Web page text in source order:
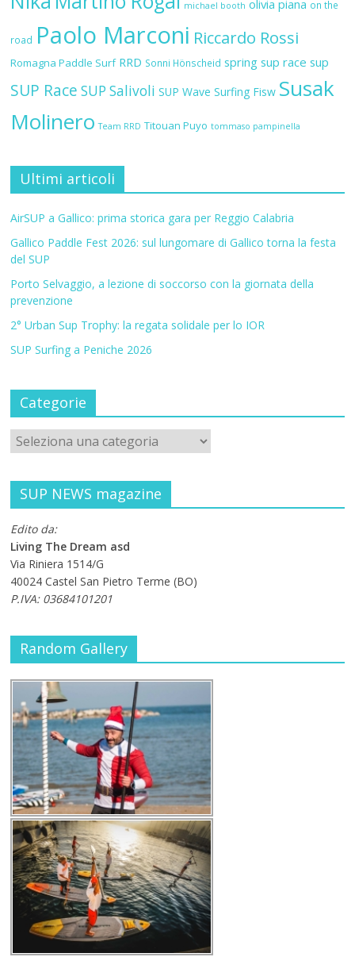
michael booth olivia piana on the
road Paolo Marconi Riccardo Rossi
Romagna Paddle Surf RRD Sonni Hönscheid spring sup race sup
SUP Race SUP Salivoli SUP Wave Surfing Fisw Susak
Molinero Team RRD Titouan Puyo tommaso pampinella
Ultimi articoli
AirSUP a Gallico: prima storica gara per Reggio Calabria
Gallico Paddle Fest 2026: sul lungomare di Gallico torna la festa
del SUP
Porto Selvaggio, a lezione di soccorso con la giornata della
prevenzione
2° Urban Sup Trophy: la regata solidale per lo IOR
SUP Surfing a Peniche 2026
Categorie
SUP NEWS magazine
Edito da:
Living The Dream asd
Via Riniera 1514/G
40024 Castel San Pietro Terme (BO)
P.IVA: 03684101201
Random Gallery